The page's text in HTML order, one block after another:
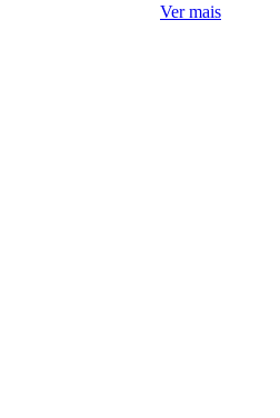
Ver mais